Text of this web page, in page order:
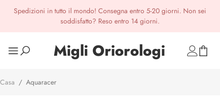
Spedizioni in tutto il mondo! Consegna entro 5-20 giorni. Non sei
soddisfatto? Reso entro 14 giorni.
Migli Oriorologi
Casa / Aquaracer